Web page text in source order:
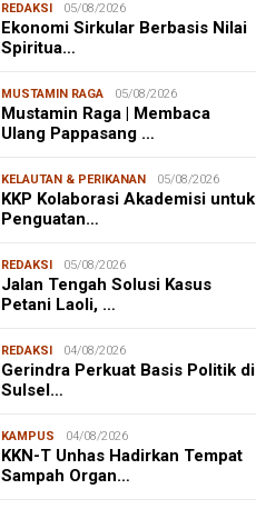
REDAKSI 05/08/2026
Ekonomi Sirkular Berbasis Nilai
Spiritua…
MUSTAMIN RAGA 05/08/2026
Mustamin Raga | Membaca
Ulang Pappasang …
KELAUTAN & PERIKANAN 05/08/2026
KKP Kolaborasi Akademisi untuk
Penguatan…
REDAKSI 05/08/2026
Jalan Tengah Solusi Kasus
Petani Laoli, …
REDAKSI 04/08/2026
Gerindra Perkuat Basis Politik di
Sulsel…
KAMPUS 04/08/2026
KKN-T Unhas Hadirkan Tempat
Sampah Organ…